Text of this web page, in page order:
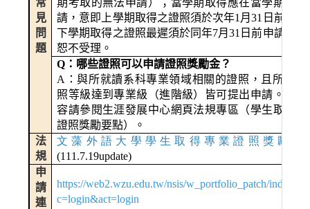
常
見
問
題
期考取的無法申請）；當學期取得應在當學期提出
請，意即上學期取得之證照須於次年1 月31 日前提出
下學期取得之證照最遲須於同年7月31 日前申請，逾
恕不受理。
Q ：哪些證照可以申請證照獎勵金？
A ：與所就讀系科專業領域相關的證照，且所考取
照等級達到專業級（進階級）皆可提出申請。詳細
容請參閱生涯發展中心網頁法規專區（學生取得專
證照獎勵要點）。
法
規
文藻外語大學學生取得專業證照獎勵要
(111.7.19update)
申
請
連
https://web2.wzu.edu.tw/nsis/w_portfolio_patch/
c=login&act=login